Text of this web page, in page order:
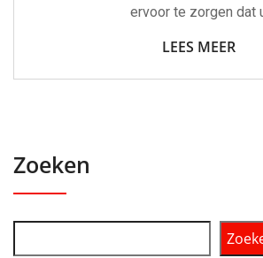
ervoor te zorgen dat
LEES MEER
Zoeken